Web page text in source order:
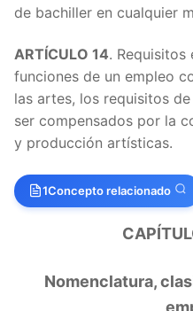
de bachiller en cualquier
ARTÍCULO 14. Requisitos
funciones de un empleo
las artes, los requisitos
ser compensados por la
y producción artísticas.
1Concepto relacionado
Nomenclatura,